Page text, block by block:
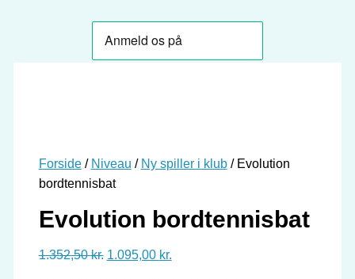
Forside/ Niveau / Ny spiller i klub/ Evolution
bordtennisbat
Evolution bordtennisbat
1.352,50kr. Den
1.095,00 kr.